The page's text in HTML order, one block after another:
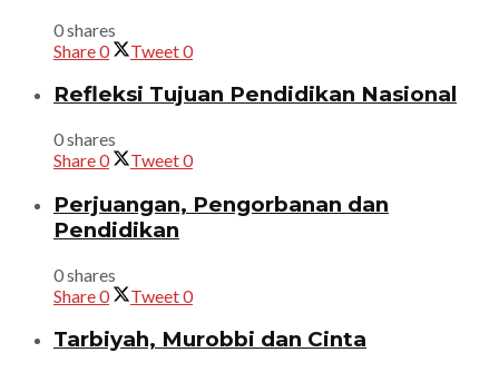
0 shares
Share0 Tweet0
Refleksi Tujuan Pendidikan Nasional
0 shares
Share0 Tweet0
Perjuangan, Pengorbanan dan
Pendidikan
0 shares
Share0 Tweet0
Tarbiyah, Murobbi dan Cinta